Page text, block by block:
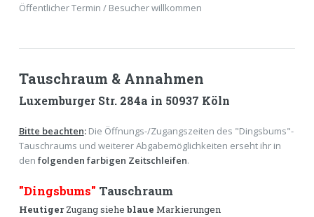
Öffentlicher Termin / Besucher willkommen
Tauschraum & Annahmen
Luxemburger Str. 284a in 50937 Köln
Bitte beachten: Die Öffnungs-/Zugangszeiten des "Dingsbums"-
Tauschraums und weiterer Abgabemöglichkeiten erseht ihr in
den folgenden farbigen Zeitschleifen.
"Dingsbums" Tauschraum
HeutigerZugang siehe blaue Markierungen